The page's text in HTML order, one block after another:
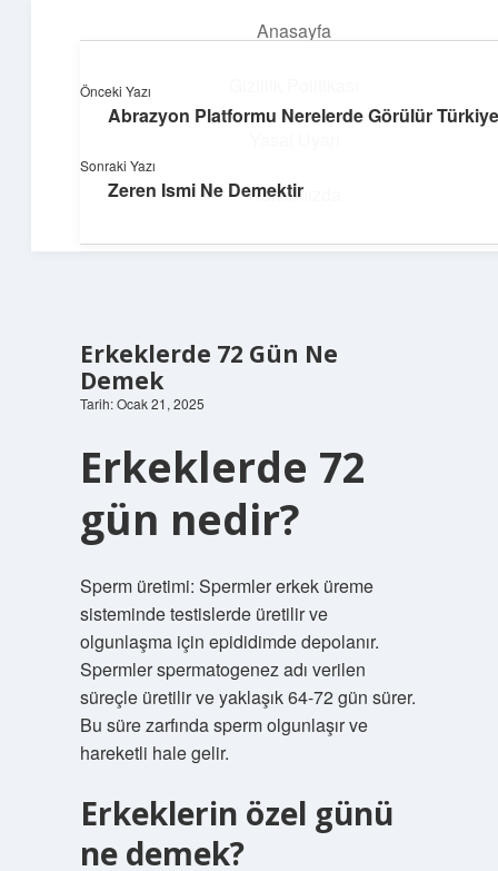
Anasayfa
Hakkımızda
Huzurlu Yaşam Tüyoları
Hayatına ferahlık katan öneriler!
Erkeklerde 72 Gün Ne
Demek
Tarih: Ocak 21, 2025
Erkeklerde 72
gün nedir?
Sperm üretimi: Spermler erkek üreme
sisteminde testislerde üretilir ve
olgunlaşma için epididimde depolanır.
Spermler spermatogenez adı verilen
süreçle üretilir ve yaklaşık 64-72 gün sürer.
Bu süre zarfında sperm olgunlaşır ve
hareketli hale gelir.
Erkeklerin özel günü
ne demek?
Önceki Yazı
Abrazyon Platformu Nerelerde Görülür Türkiye
Sonraki Yazı
Zeren Ismi Ne Demektir